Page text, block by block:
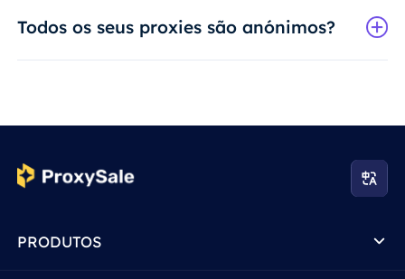
Todos os seus proxies são anónimos?
PRODUTOS